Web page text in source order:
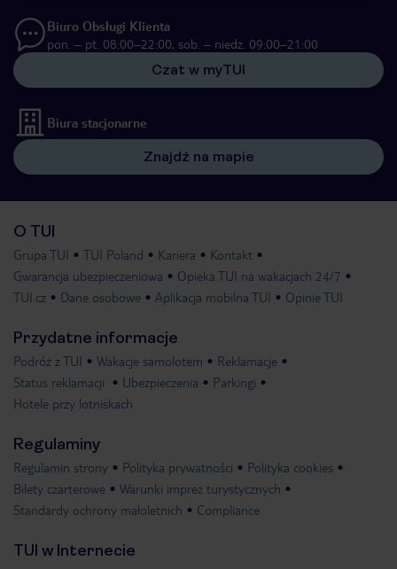
Biuro Obsługi Klienta
pon. – pt. 08:00–22:00, sob. – niedz. 09:00–21:00
Czat w myTUI
Biura stacjonarne
Znajdź na mapie
O TUI
Grupa TUI TUI Poland Kariera
Kontakt
Gwarancja ubezpieczeniowa
Opieka TUI na wakacjach 24/7
TUI.cz
Dane osobowe Aplikacja mobilna TUI Opinie TUI
Przydatne informacje
Podróż z TUI Wakacje samolotem
Reklamacje
Status reklamacji
Ubezpieczenia
Parkingi
Hotele przy lotniskach
Regulaminy
Regulamin strony Polityka prywatności
Polityka cookies
Bilety czarterowe
Warunki imprez turystycznych
Standardy ochrony małoletnich
Compliance
TUI w Internecie